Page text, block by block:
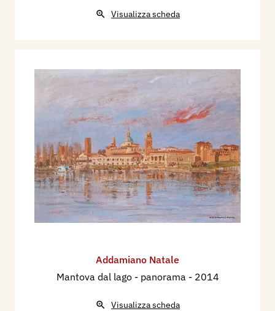
Visualizza scheda
Addamiano Natale
Mantova dal lago - panorama - 2014
Visualizza scheda